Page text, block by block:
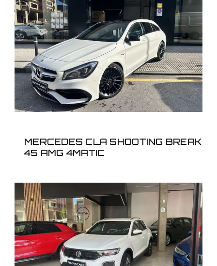
MERCEDES CLA
SHOOTING BREAK 45
AMG 4MATIC
MERCEDES CLA SHOOTING BREAK
45 AMG 4MATIC
VOLKSWAGEN T-ROC
1.5TSI SPORT